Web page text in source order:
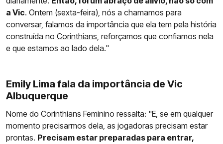
a Vic. Ontem (sexta-feira), nós a chamamos para
conversar, falamos da importância que ela tem pela história
construída no Corinthians , reforçamos que confiamos nela
e que estamos ao lado dela."
Emily Lima fala da importância de Vic
Albuquerque
Nome do Corinthians Feminino ressalta: "E, se em qualquer
momento precisarmos dela, as jogadoras precisam estar
prontas. Precisam estar preparadas para entrar,